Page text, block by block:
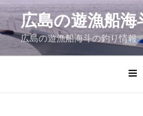
コ
ン
ン
広島の遊漁船海
広島の遊漁船海斗の釣り情報